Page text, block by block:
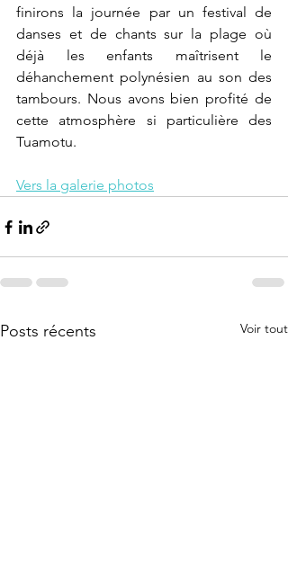
finirons la journée par un festival de
danses et de chants sur la plage où
déjà les enfants maîtrisent le
déhanchement polynésien au son des
tambours. Nous avons bien profité de
cette atmosphère si particulière des
Tuamotu.
Vers la galerie photos
Posts récents Voir tout